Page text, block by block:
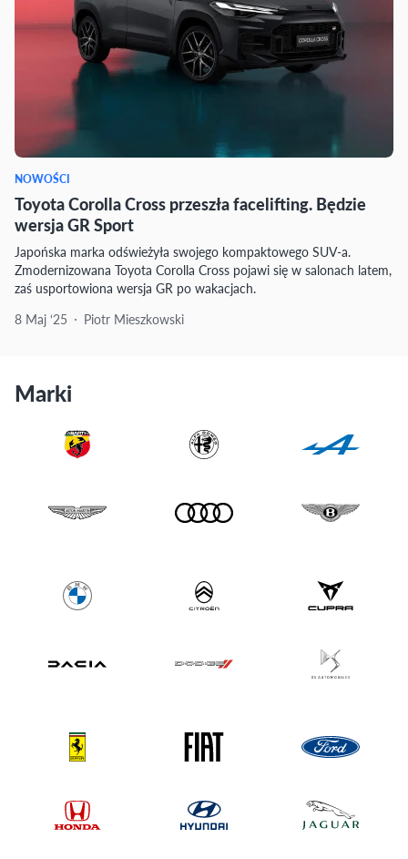
NOWOŚCI
Toyota Corolla Cross przeszła facelifting. Będzie
wersja GR Sport
Japońska marka odświeżyła swojego kompaktowego SUV-a.
Zmodernizowana Toyota Corolla Cross pojawi się w salonach latem,
zaś usportowiona wersja GR po wakacjach.
8 Maj ‘25
Piotr Mieszkowski
Marki